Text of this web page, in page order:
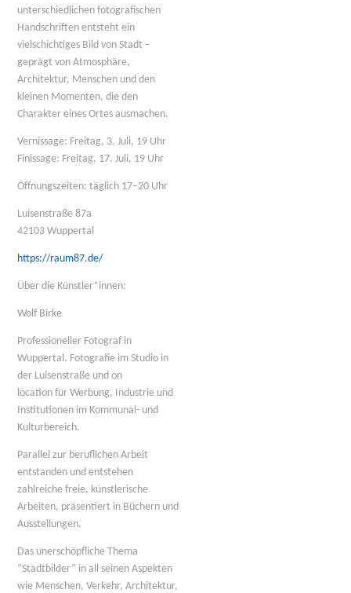
unterschiedlichen fotografischen
Handschriften entsteht ein
vielschichtiges Bild von Stadt –
geprägt von Atmosphäre,
Architektur, Menschen und den
kleinen Momenten, die den
Charakter eines Ortes ausmachen.
Vernissage: Freitag, 3. Juli, 19 Uhr
Finissage: Freitag, 17. Juli, 19 Uhr
Öffnungszeiten: täglich 17–20 Uhr
Luisenstraße 87a
42103 Wuppertal
https://raum87.de/
Über die Künstler*innen:
Wolf Birke
Professioneller Fotograf in
Wuppertal. Fotografie im Studio in
der Luisenstraße und on
locationfür Werbung, Industrie und
Institutionen im Kommunal- und
Kulturbereich.
Parallel zur beruflichen Arbeit
entstanden und entstehen
zahlreiche freie, künstlerische
Arbeiten, präsentiert in Büchern und
Ausstellungen.
Das unerschöpfliche Thema
“Stadtbilder” in all seinen Aspekten
wie Menschen, Verkehr, Architektur,